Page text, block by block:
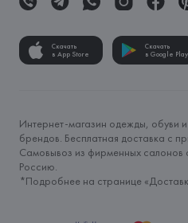
Скачать
в App Store
Скачать
в Google Play
Интернет-магазин одежды, обуви
брендов. Бесплатная доставка с
Самовывоз из фирменных салонов
Россию.
*Подробнее на странице «